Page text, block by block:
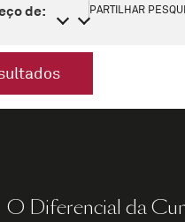
de: PARTILHAR
O Diferencial da